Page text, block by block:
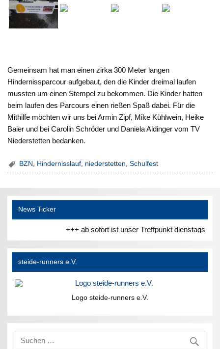
Gemeinsam hat man einen zirka 300 Meter langen
Hindernissparcour aufgebaut, den die Kinder dreimal laufen
mussten um einen Stempel zu bekommen. Die Kinder hatten
beim laufen des Parcours einen rießen Spaß dabei. Für die
Mithilfe möchten wir uns bei Armin Zipf, Mike Kühlwein, Heike
Baier und bei Carolin Schröder und Daniela Aldinger vom TV
Niederstetten bedanken.
BZN Hindernisslauf niederstetten ,Schulfest
News Ticker
+++ ab sofort ist unser Treffpunkt dienstags
steide-runners e.V.
Logo steide-runners e.V.